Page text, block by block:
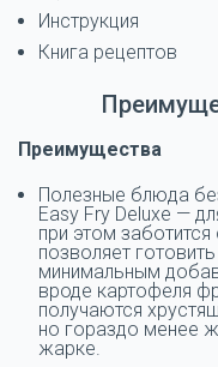
Инструкция
Книга рецептов
Преимущества
Полезные блюда
Easy Fry Deluxe —
при этом
позволяет
минимальным
вроде картофеля
получаются
но гораздо менее
жарке.